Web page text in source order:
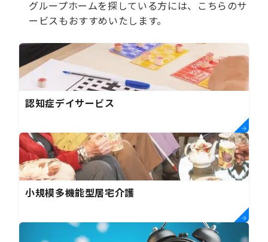
グループホームを探している方には、こちらのサ
ービスもおすすめいたします。
認知症デイサービス
小規模多機能型居宅介護